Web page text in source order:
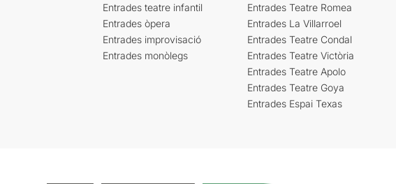
Entrades teatre infantil
Entrades òpera
Entrades improvisació
Entrades monòlegs
Entrades Teatre Romea
Entrades La Villarroel
Entrades Teatre Condal
Entrades Teatre Victòria
Entrades Teatre Apolo
Entrades Teatre Goya
Entrades Espai Texas